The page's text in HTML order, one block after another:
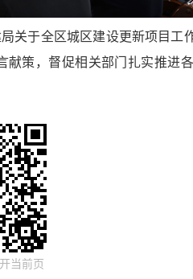
关于全区城区建设更新项目工
策，督促相关部门扎实推进
当前页